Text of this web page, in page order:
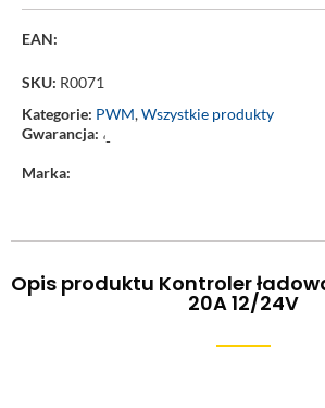
EAN:
SKU: R0071
Kategorie: PWM,Wszystkie produkty
Gwarancja: ‘-
Marka:
Opis produktu Kontroler
20A 12/24V